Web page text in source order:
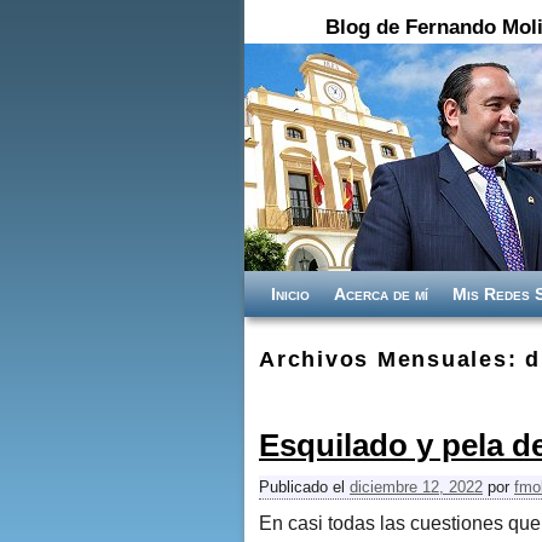
Blog de Fernando
Inicio Acerca de mí Mis Redes
Archivos Mensuales:
Esquilado y pela
Publicado el diciembre 12, 2022 por
En casi todas las cuestiones